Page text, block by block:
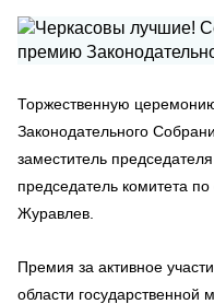
Торжественную
Законодательного
заместитель
председатель комитета
Журавлев.
Премия за активное
области